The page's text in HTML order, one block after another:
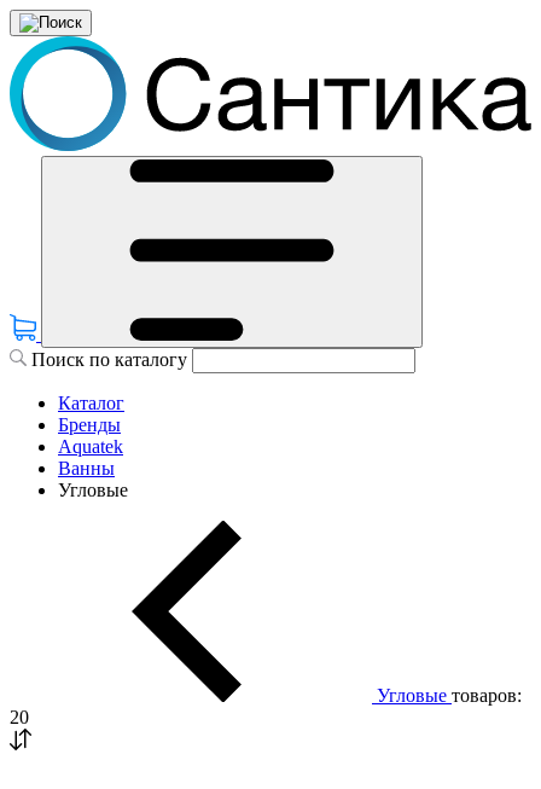
Поиск по каталогу
Каталог
Бренды
Aquatek
Ванны
Угловые
Угловые товаров:
20